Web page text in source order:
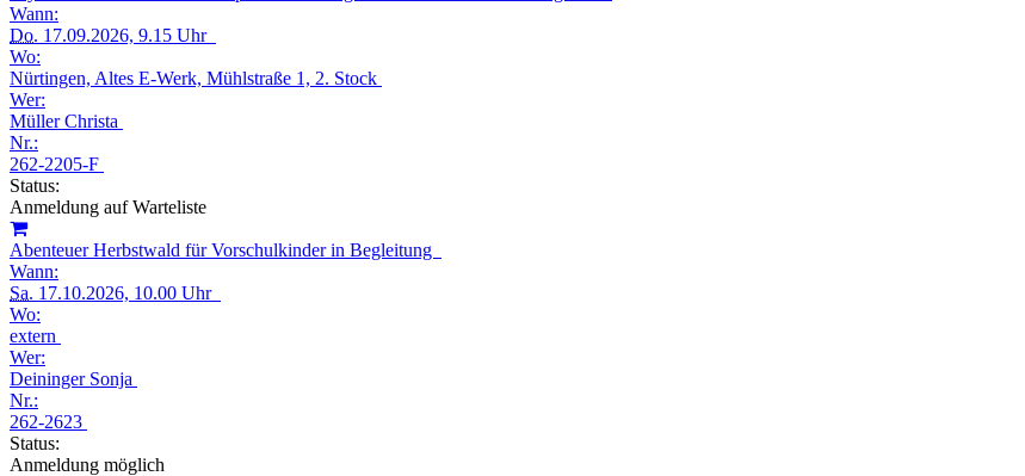
Wann:
Do. 17.09.2026, 9.15 Uhr
Wo:
Nürtingen, Altes E-Werk, Mühlstraße 1, 2. Stock
Wer:
Müller Christa
Nr.:
262-2205-F
Status:
Anmeldung auf Warteliste
Abenteuer Herbstwald für Vorschulkinder in Begleitung
Wann:
Sa. 17.10.2026, 10.00 Uhr
Wo:
extern
Wer:
Deininger Sonja
Nr.:
262-2623
Status:
Anmeldung möglich